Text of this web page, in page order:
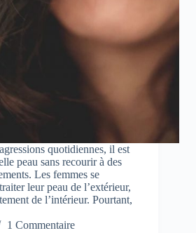
quotidiennes, il est
peau sans recourir à des
Les femmes se
leur peau de l’extérieur,
de l’intérieur. Pourtant,
1 Commentaire